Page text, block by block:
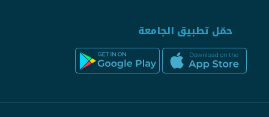
حمّل تطبيق الجامعة